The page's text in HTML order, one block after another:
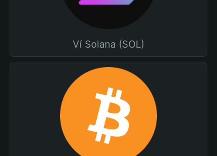
Ví Solana (SOL)